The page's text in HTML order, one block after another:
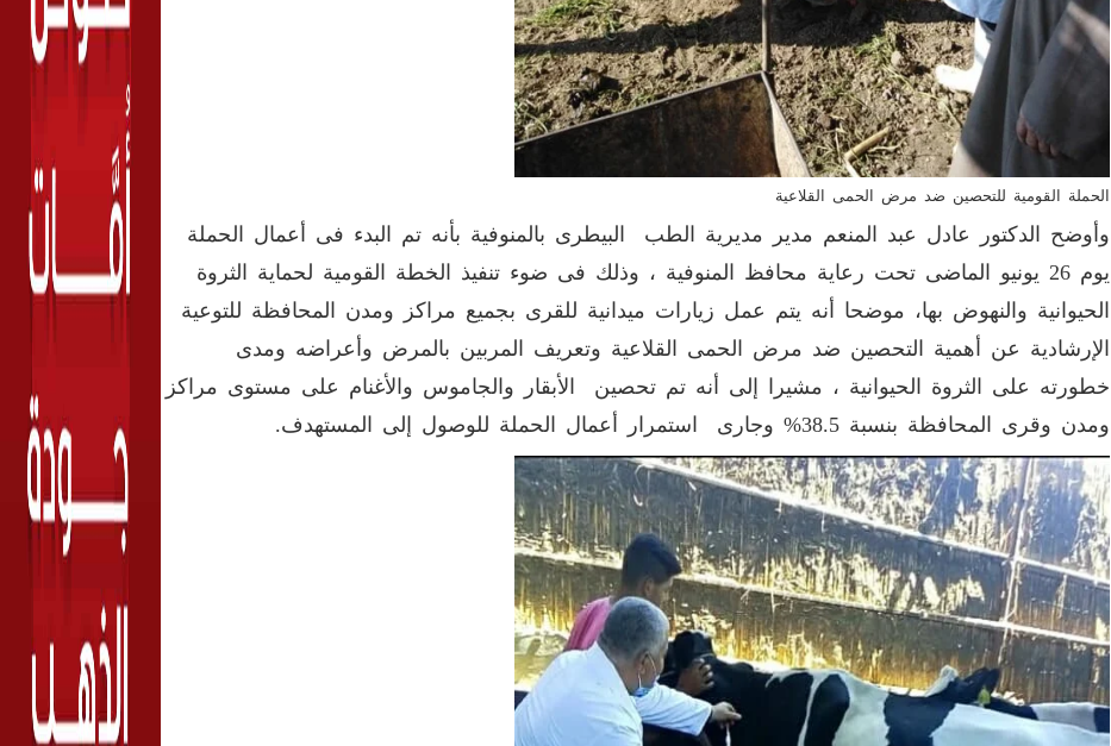
الحملة القومية للتحصين ضد مرض الحمى القلاعية
وأوضح الدكتور عادل عبد المنعم مدير مديرية الطب البيطرى بالمنوفية بأنه تم البدء فى أعمال الحملة
يوم 26 يونيو الماضى تحت رعاية محافظ المنوفية ، وذلك فى ضوء تنفيذ الخطة القومية لحماية الثروة
الحيوانية والنهوض بها، موضحا أنه يتم عمل زيارات ميدانية للقرى بجميع مراكز ومدن المحافظة للتوعية
الإرشادية عن أهمية التحصين ضد مرض الحمى القلاعية وتعريف المربين بالمرض وأعراضه ومدى
خطورته على الثروة الحيوانية ، مشيرا إلى أنه تم تحصين الأبقار والجاموس والأغنام على مستوى مراكز
ومدن وقرى المحافظة بنسبة 38.5% وجارى استمرار أعمال الحملة للوصول إلى المستهدف.